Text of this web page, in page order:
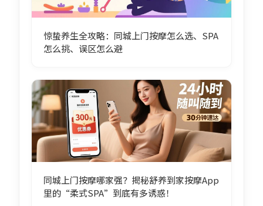
惊蛰养生全攻略：同城上门按摩怎么选、SPA
怎么挑、误区怎么避
同城上门按摩哪家强？揭秘舒养到家按摩App
里的“柔式SPA”到底有多诱惑！